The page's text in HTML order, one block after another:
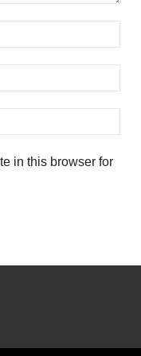
in this browser for